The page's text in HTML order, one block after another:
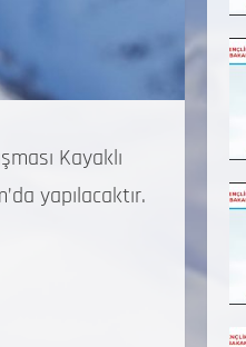
Kayaklı
yapılacaktır.